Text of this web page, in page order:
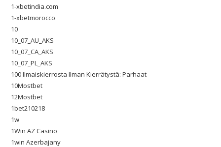
1-xbetindia.com
1-xbetmorocco
10
10_07_AU_AKS
10_07_CA_AKS
10_07_PL_AKS
100 Ilmaiskierrosta Ilman Kierrätystä: Parhaat
10Mostbet
12Mostbet
1bet210218
1w
1Win AZ Casino
1win Azerbajany